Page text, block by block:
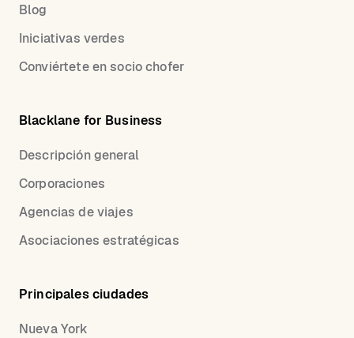
Blog
Iniciativas verdes
Conviértete en socio chofer
Blacklane for Business
Descripción general
Corporaciones
Agencias de viajes
Asociaciones estratégicas
Principales ciudades
Nueva York